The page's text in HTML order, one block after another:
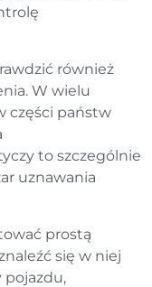
również
W wielu
części państw
to szczególnie
uznawania
prostą
się w niej